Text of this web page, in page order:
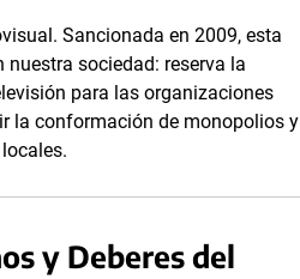
Sancionada en 2009, esta
sociedad: reserva la
para las organizaciones
la conformación de monopolios y
y Deberes del